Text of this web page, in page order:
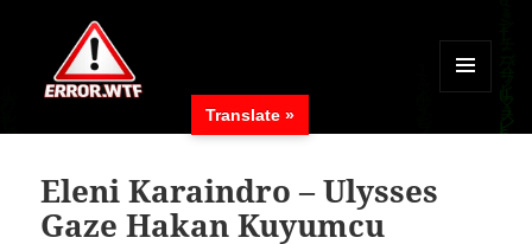
MENÜ
WIDGETS
Eleni Karaindro – Ulysses
Gaze Hakan Kuyumcu
Translate »